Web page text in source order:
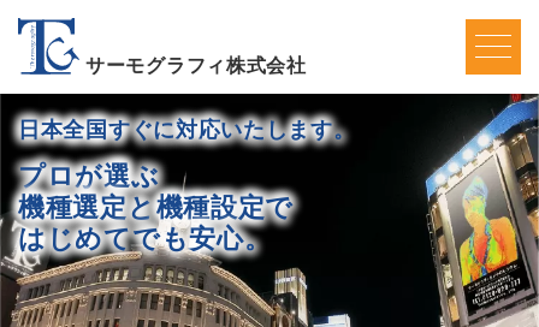
サーモグラフィ株式会社
日本全国すぐに対応いたします。
プロが選ぶ
機種選定と機種設定で
はじめてでも安心。